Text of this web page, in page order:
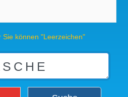
Sie können "Leerzeichen"